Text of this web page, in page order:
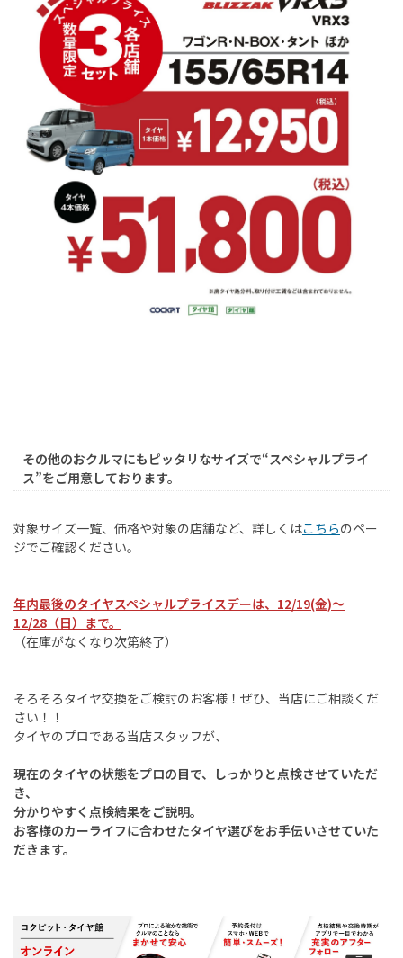
その他のおクルマにもピッタリなサイズで“スペシャルプライ
ス”をご用意しております。
対象サイズ一覧、価格や対象の店舗など、詳しくはこちらのペー
ジでご確認ください。
年内最後のタイヤスペシャルプライスデーは、12/19(金)～
12/28（日）まで。
（在庫がなくなり次第終了）
そろそろタイヤ交換をご検討のお客様！ぜひ、当店にご相談くだ
さい！！
タイヤのプロである当店スタッフが、
現在のタイヤの状態をプロの目で、しっかりと点検させていただ
き、
分かりやすく点検結果をご説明。
お客様のカーライフに合わせたタイヤ選びをお手伝いさせていた
だきます。